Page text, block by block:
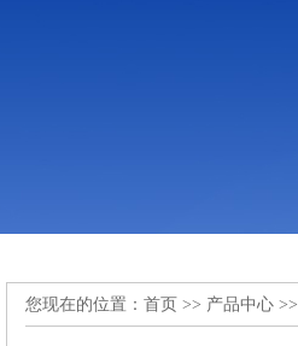
您现在的位置： 首页 >> 产品中心 >>